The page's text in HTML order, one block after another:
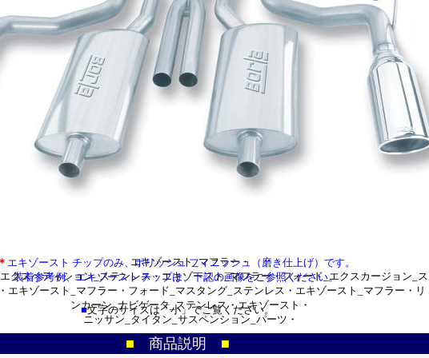
エキゾースト チップのみ、ポリッシュ フィニッシュ（磨き仕上げ）です。
装着参考例、エキゾースト チップは、下記の画像をご参照ください。
■文字のサイズは「小」でご覧ください。
■ 商品説明 ■
クルーザー_ステンレス・エキゾースト_マフラー・トヨタ_サーフ_ステンレス・エキゾー
スト_マフラー・
トヨタ_４ランナー_ステンレス・エキゾースト_マフラー・
バーバン_ステンレス・エキゾースト_マフラー・シボレー_Ｃ１５００ステンレス・エキ
ゾースト_マフラー・
バランチ_ステンレス・エキゾースト_マフラー・シボレー_シルバラード_ステンレス・エ
キゾースト_マフラー・
マロ_ステンレス・エキゾースト_マフラー・シボレー_コルベット_ステンレス・エキゾー
スト_マフラー・
レイルブレーザー_ステンレス・エキゾースト_マフラー・ＧＭ_ユーコン_ステンレス・エ
キゾースト_マフラー・
_ステンレス・エキゾースト_マフラー・ハマー_Ｈ２/Ｈ３_ステンレス・エキゾースト_マ
ク_エスカレード_ステンレス・エキゾースト_マフラー・キャデラック_ＣＴＳ_ステンレ
エキゾースト_マフラー・
クスペディション_ステンレス・エキゾースト_マフラー・フォード_エクスカージョン_ス
エキゾースト_マフラー・フォード_マスタング_ステンレス・エキゾースト_マフラー・リ
ンカーン_ナビゲータ_ステンレス・エキゾースト・
ニッサン_タイタン_サスペンション_パーツ・